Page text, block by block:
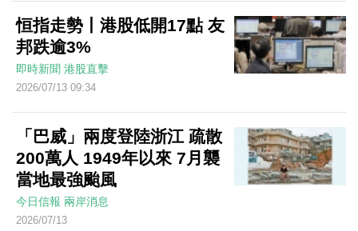
恒指走勢丨港股低開17點 友
邦跌逾3%
即時新聞 港股直擊
2026/07/13 09:34
「巴威」兩度登陸浙江 疏散
200萬人 1949年以來 7月襲
當地最強颱風
今日信報 兩岸消息
2026/07/13